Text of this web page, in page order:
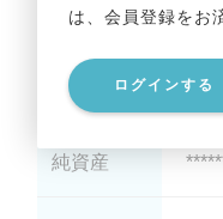
は、会員登録をお
ログインする
総資産
有利子負債
純資産